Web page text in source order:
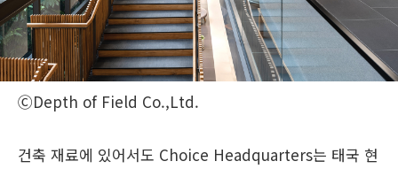
ⒸDepth of Field Co.,Ltd.
건축 재료에 있어서도 Choice Headquarters는 태국 현